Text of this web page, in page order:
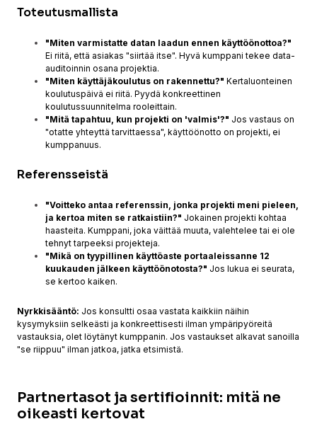
Toteutusmallista
"Miten varmistatte datan laadun ennen käyttöönottoa?"
Ei riitä, että asiakas "siirtää itse". Hyvä kumppani tekee data-
auditoinnin osana projektia.
"Miten käyttäjäkoulutus on rakennettu?" Kertaluonteinen
koulutuspäivä ei riitä. Pyydä konkreettinen
koulutussuunnitelma rooleittain.
"Mitä tapahtuu, kun projekti on 'valmis'?" Jos vastaus on
"otatte yhteyttä tarvittaessa", käyttöönotto on projekti, ei
kumppanuus.
Referensseistä
"Voitteko antaa referenssin, jonka projekti meni pieleen,
ja kertoa miten se ratkaistiin?" Jokainen projekti kohtaa
haasteita. Kumppani, joka väittää muuta, valehtelee tai ei ole
tehnyt tarpeeksi projekteja.
"Mikä on tyypillinen käyttöaste portaaleissanne 12
kuukauden jälkeen käyttöönotosta?" Jos lukua ei seurata,
se kertoo kaiken.
Nyrkkisääntö: Jos konsultti osaa vastata kaikkiin näihin
kysymyksiin selkeästi ja konkreettisesti ilman ympäripyöreitä
vastauksia, olet löytänyt kumppanin. Jos vastaukset alkavat sanoilla
"se riippuu" ilman jatkoa, jatka etsimistä.
Partnertasot ja sertifioinnit: mitä ne
oikeasti kertovat